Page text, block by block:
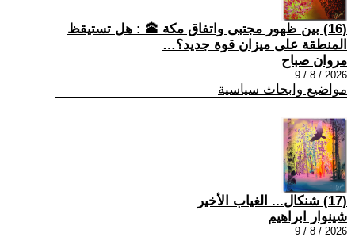
(16) بين ظهور مجتبى واتفاق مكة 🕋 : هل تستيقظ
المنطقة على ميزان قوة جديد؟…
مروان صباح
2026 / 8 / 9
مواضيع وابحاث سياسية
(17) شنكال... الغياب الأخير
شينوار ابراهيم
2026 / 8 / 9